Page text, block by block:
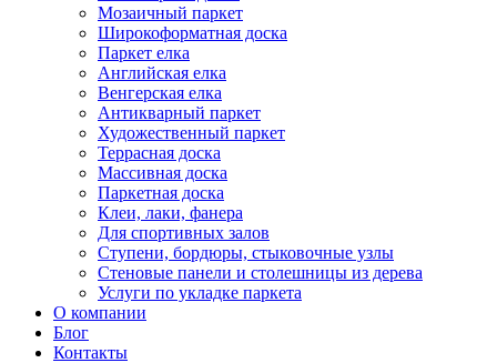
Мозаичный паркет
Широкоформатная доска
Паркет елка
Английская елка
Венгерская елка
Антикварный паркет
Художественный паркет
Террасная доска
Массивная доска
Паркетная доска
Клеи, лаки, фанера
Для спортивных залов
Ступени, бордюры, стыковочные узлы
Стеновые панели и столешницы из дерева
Услуги по укладке паркета
О компании
Блог
Контакты